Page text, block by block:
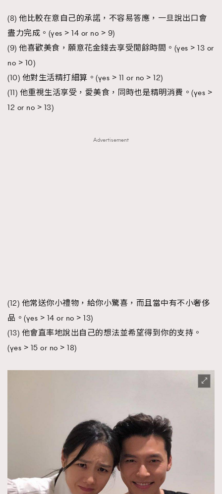
(8) 他比較在意自己的承諾，不容易答應，一旦說出口會
盡力完成。(yes > 14 or no > 9)
(9) 他喜歡美食，願意花金錢去享受閒餘時間。(yes > 13 or
no > 10)
(10) 他對生活精打細算。(yes > 11 or no > 12)
(11) 他重視生活享受，愛美食，同時也是精明消費。(yes >
12 or no > 13)
Advertisement
(12) 他常送你小禮物，給你小驚喜，而且當中有不小奢侈
品。(yes > 14 or no > 13)
(13) 他會直率地說出自己的想法並希望得到你的支持。
(yes > 15 or no > 18)